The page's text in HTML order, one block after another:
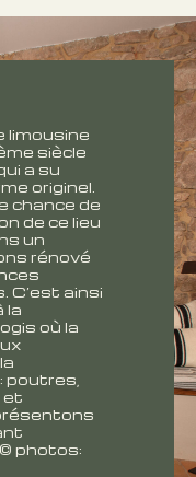
limousine
siècle
a su
originel.
chance de
de ce lieu
un
rénové
C’est ainsi
la
où la
poutres,
et
photos: